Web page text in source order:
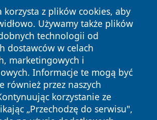
korzysta z plików cookies, aby
Używamy także plików
technologii od
dostawców w celach
marketingowych i
Informacje te mogą być
również przez naszych
korzystanie ze
„Przechodzę do serwisu",
Wszystkie prawa